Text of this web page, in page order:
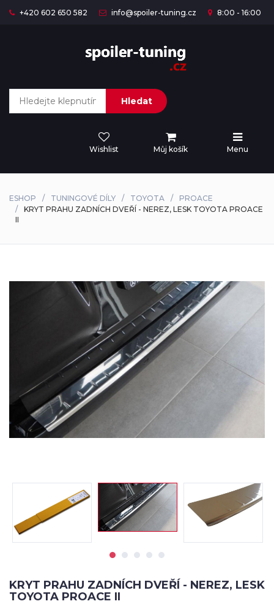
+420 602 650 582 info@spoiler-tuning.cz 8:00 - 16:00
Hledat
Wishlist Můj košík Menu
ESHOP TUNINGOVÉ DÍLY TOYOTA
PROACE
KRYT PRAHU ZADNÍCH DVEŘÍ - NEREZ, LESK TOYOTA PROACE
II
KRYT PRAHU ZADNÍCH DVEŘÍ - NEREZ, LESK
TOYOTA PROACE II